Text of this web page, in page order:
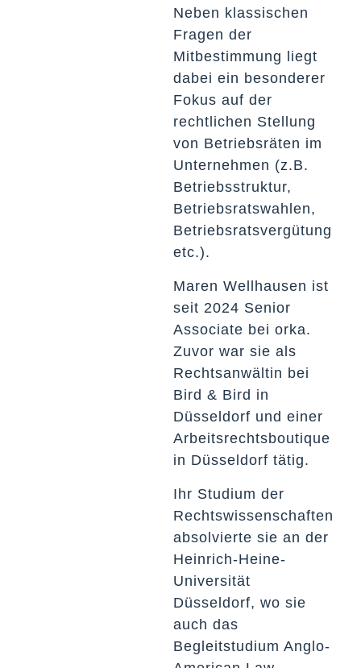
Neben klassischen
Fragen der
Mitbestimmung liegt
dabei ein besonderer
Fokus auf der
rechtlichen Stellung
von Betriebsräten im
Unternehmen (z.B.
Betriebsstruktur,
Betriebsratswahlen,
Betriebsratsvergütung
etc.).
Maren Wellhausen ist
seit 2024 Senior
Associate bei orka.
Zuvor war sie als
Rechtsanwältin bei
Bird & Bird in
Düsseldorf und einer
Arbeitsrechtsboutique
in Düsseldorf tätig.
Ihr Studium der
Rechtswissenschaften
absolvierte sie an der
Heinrich-Heine-
Universität
Düsseldorf, wo sie
auch das
Begleitstudium Anglo-